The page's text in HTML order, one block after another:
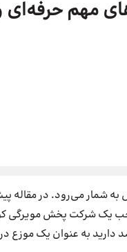
شمار می‌رود. در مقاله
یک شرکت پخش مویرگی
دارید به عنوان یک